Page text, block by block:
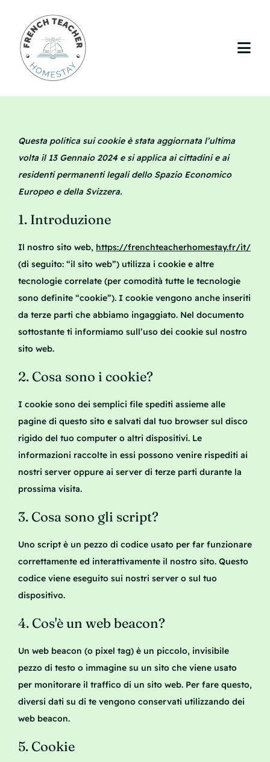
content
Il vostro soggiorno
La regione
Tariffe
Blog
Contatto
Questa politica sui cookie è stata aggiornata l’ultima
volta il 13 Gennaio 2024 e si applica ai cittadini e ai
residenti permanenti legali dello Spazio Economico
Europeo e della Svizzera.
1. Introduzione
Il nostro sito web, https://frenchteacherhomestay.fr/it/
(di seguito: “il sito web”) utilizza i cookie e altre
tecnologie correlate (per comodità tutte le tecnologie
sono definite “cookie”). I cookie vengono anche inseriti
da terze parti che abbiamo ingaggiato. Nel documento
sottostante ti informiamo sull’uso dei cookie sul nostro
sito web.
2. Cosa sono i cookie?
I cookie sono dei semplici file spediti assieme alle
pagine di questo sito e salvati dal tuo browser sul disco
rigido del tuo computer o altri dispositivi. Le
informazioni raccolte in essi possono venire rispediti ai
nostri server oppure ai server di terze parti durante la
prossima visita.
3. Cosa sono gli script?
Uno script è un pezzo di codice usato per far funzionare
correttamente ed interattivamente il nostro sito. Questo
codice viene eseguito sui nostri server o sul tuo
dispositivo.
4. Cos'è un web beacon?
Un web beacon (o pixel tag) è un piccolo, invisibile
pezzo di testo o immagine su un sito che viene usato
per monitorare il traffico di un sito web. Per fare questo,
diversi dati su di te vengono conservati utilizzando dei
web beacon.
5. Cookie